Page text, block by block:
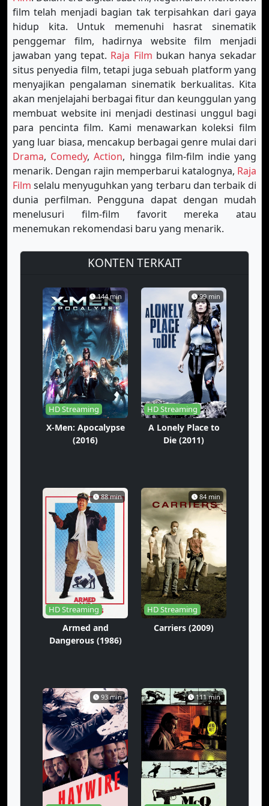
film telah menjadi bagian tak terpisahkan dari gaya
hidup kita. Untuk memenuhi hasrat sinematik
penggemar film, hadirnya website film menjadi
jawaban yang tepat. Raja Film bukan hanya sekadar
situs penyedia film, tetapi juga sebuah platform yang
menyajikan pengalaman sinematik berkualitas. Kita
akan menjelajahi berbagai fitur dan keunggulan yang
membuat website ini menjadi destinasi unggul bagi
para pencinta film. Kami menawarkan koleksi film
yang luar biasa, mencakup berbagai genre mulai dari
Drama, Comedy,Action, hingga film-film indie yang
menarik. Dengan rajin memperbarui katalognya, Raja
Film selalu menyuguhkan yang terbaru dan terbaik di
dunia perfilman. Pengguna dapat dengan mudah
menelusuri film-film favorit mereka atau
menemukan rekomendasi baru yang menarik.
KONTEN TERKAIT
144 min
HD Streaming
X-Men: Apocalypse
(2016)
99 min
HD Streaming
A Lonely Place to
Die (2011)
88 min
HD Streaming
Armed and
Dangerous (1986)
84 min
HD Streaming
Carriers (2009)
93 min 111 min